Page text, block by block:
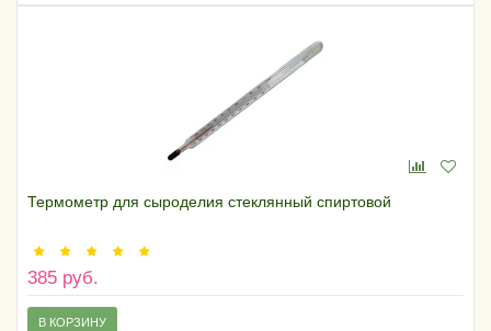
Термометр для сыроделия стеклянный спиртовой
385 руб.
В КОРЗИНУ